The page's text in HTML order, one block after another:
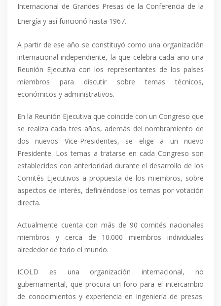
Internacional de Grandes Presas de la Conferencia de la
Energía y así funcionó hasta 1967.
A partir de ese año se constituyó como una organización
internacional independiente, la que celebra cada año una
Reunión Ejecutiva con los representantes de los países
miembros para discutir sobre temas técnicos,
económicos y administrativos.
En la Reunión Ejecutiva que coincide con un Congreso que
se realiza cada tres años, además del nombramiento de
dos nuevos Vice-Presidentes, se elige a un nuevo
Presidente. Los temas a tratarse en cada Congreso son
establecidos con anterioridad durante el desarrollo de los
Comités Ejecutivos a propuesta de los miembros, sobre
aspectos de interés, definiéndose los temas por votación
directa.
Actualmente cuenta con más de 90 comités nacionales
miembros y cerca de 10.000 miembros individuales
alrededor de todo el mundo.
ICOLD es una organización internacional, no
gubernamental, que procura un foro para el intercambio
de conocimientos y experiencia en ingeniería de presas.